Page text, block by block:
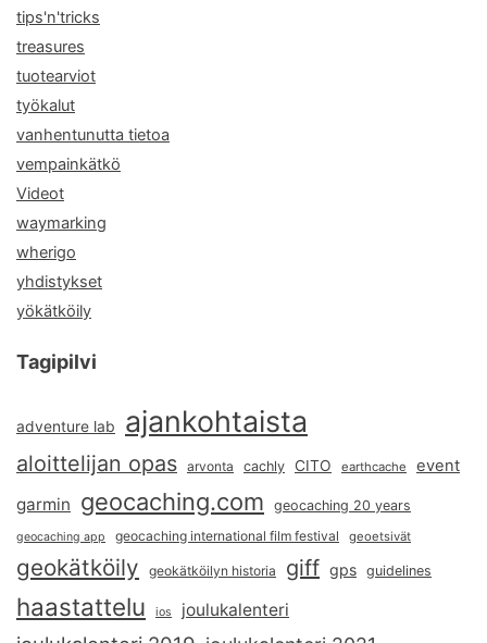
tips'n'tricks
treasures
tuotearviot
työkalut
vanhentunutta tietoa
vempainkätkö
Videot
waymarking
wherigo
yhdistykset
yökätköily
Tagipilvi
adventure lab ajankohtaista
aloittelijan opas arvonta cachly CITO earthcache event
garmin geocaching.com geocaching 20 years
geocaching app geocaching international film festival geoetsivät
geokätköily geokätköilyn historia giff gps guidelines
haastattelu ios joulukalenteri